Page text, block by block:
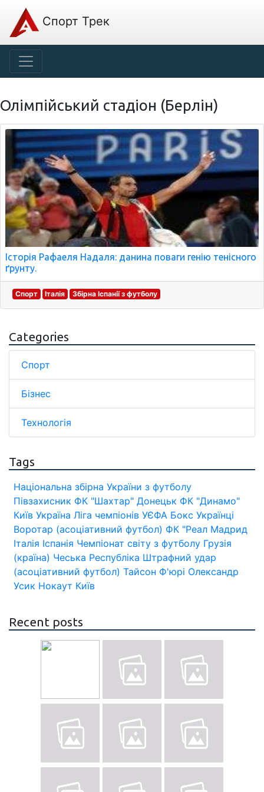
Спорт Трек
Олімпійський стадіон (Берлін)
Історія Рафаеля Надаля: данина поваги генію тенісного
ґрунту.
Спорт Італія Збірна Іспанії з футболу
Categories
Спорт
Бізнес
Технологія
Tags
Національна збірна України з футболу
Півзахисник ФК "Шахтар" Донецьк ФК "Динамо"
Київ Україна Ліга чемпіонів УЄФА Бокс Українці
Воротар (асоціативний футбол) ФК "Реал Мадрид
Італія Іспанія Чемпіонат світу з футболу Грузія
(країна) Чеська Республіка Штрафний удар
(асоціативний футбол) Тайсон Ф'юрі Олександр
Усик Нокаут Київ
Recent posts